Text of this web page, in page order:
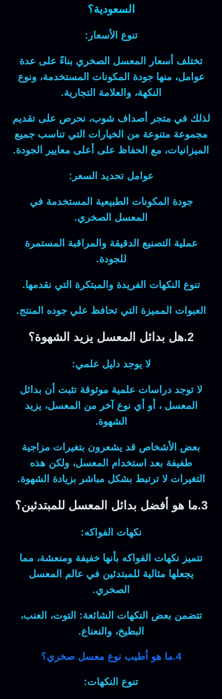
السعودية؟
تنوع الأسعار:
تختلف أسعار المعسل الصخري بناءً على عدة
عوامل، منها جودة المكونات المستخدمة، ونوع
النكهة، والعلامة التجارية.
لذلك في متجر أصداف شوب، نحرص على تقديم
مجموعة متنوعة من الخيارات التي تناسب جميع
الميزانيات، مع الحفاظ على أعلى معايير الجودة.
عوامل تحديد السعر:
جودة المكونات الطبيعية المستخدمة في
المعسل الصخري.
عملية التصنيع الدقيقة والمراقبة المستمرة
للجودة.
تنوع النكهات الفريدة والمبتكرة التي نقدمها.
العبوات المميزة التي تحافظ علي جوده المنتج.
2.هل بدائل المعسل يزيد الشهوة؟
لا يوجد دليل علمي:
لا توجد دراسات علمية موثوقة تثبت أن بدائل
المعسل، أو أي نوع آخر من المعسل، يزيد
الشهوة.
بعض الأشخاص قد يشعرون بتغيرات مزاجية
طفيفة بعد استخدام المعسل، ولكن هذه
التغيرات لا ترتبط بشكل مباشر بزيادة الشهوة.
3.ما هو أفضل بدائل المعسل للمبتدئين؟
نكهات الفواكه:
تتميز نكهات الفواكه بأنها خفيفة ومنعشة، مما
يجعلها مثالية للمبتدئين في عالم المعسل
الصخري.
تتضمن بعض النكهات الشائعة: التوت، العنب،
البطيخ، والنعناع.
4.ما هو أطيب نوع معسل صخري؟
تنوع النكهات: